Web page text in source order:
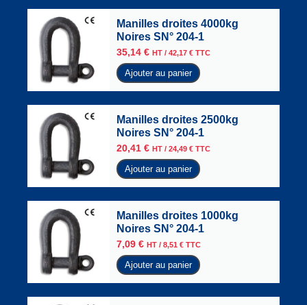
Manilles droites 4000kg
Noires SN° 204-1
35,14 € HT / 42,17 € TTC
Ajouter au panier
Manilles droites 2500kg
Noires SN° 204-1
20,41 € HT / 24,49 € TTC
Ajouter au panier
Manilles droites 1000kg
Noires SN° 204-1
7,09 € HT / 8,51 € TTC
Ajouter au panier